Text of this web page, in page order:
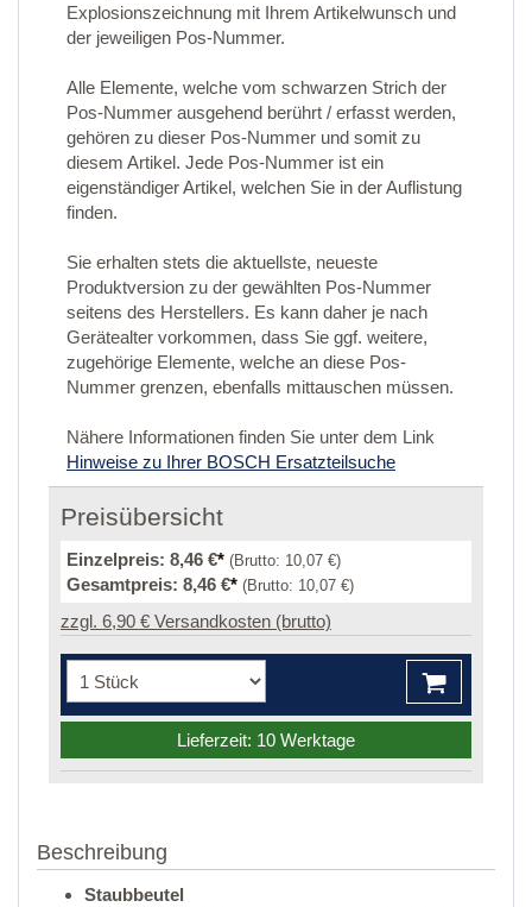
Explosionszeichnung mit Ihrem Artikelwunsch und
der jeweiligen Pos-Nummer.
Alle Elemente, welche vom schwarzen Strich der
Pos-Nummer ausgehend berührt / erfasst werden,
gehören zu dieser Pos-Nummer und somit zu
diesem Artikel. Jede Pos-Nummer ist ein
eigenständiger Artikel, welchen Sie in der Auflistung
finden.
Sie erhalten stets die aktuellste, neueste
Produktversion zu der gewählten Pos-Nummer
seitens des Herstellers. Es kann daher je nach
Gerätealter vorkommen, dass Sie ggf. weitere,
zugehörige Elemente, welche an diese Pos-
Nummer grenzen, ebenfalls mittauschen müssen.
Nähere Informationen finden Sie unter dem Link
Hinweise zu Ihrer BOSCH Ersatzteilsuche
Preisübersicht
Einzelpreis: 8,46 €* (Brutto: 10,07 €)
Gesamtpreis: 8,46 €* (Brutto: 10,07 €)
zzgl. 6,90 € Versandkosten (brutto)
Lieferzeit: 10 Werktage
Beschreibung
Staubbeutel